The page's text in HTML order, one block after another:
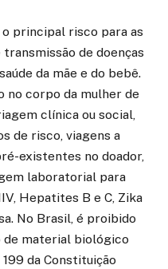
principal risco para as
de doenças
da mãe e do bebê.
no corpo da mulher de
clínica ou social,
de risco, viagens a
existentes no doador,
laboratorial para
Hepatites B e C, Zika
No Brasil, é proibido
de material biológico
da Constituição